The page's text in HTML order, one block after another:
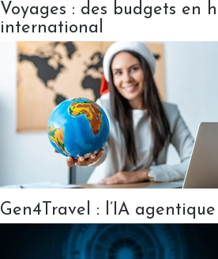
Voyages : des budgets en
international
Gen4Travel : l’IA